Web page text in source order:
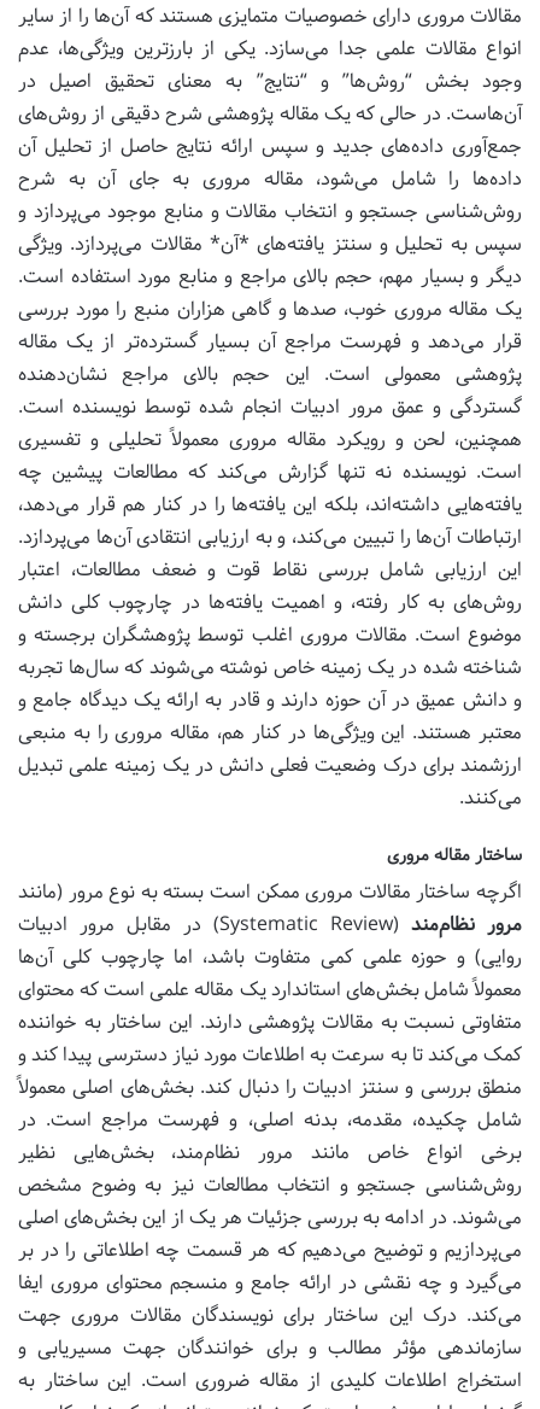
مقالات مروری دارای خصوصیات متمایزی هستند که آن‌ها را از سایر
انواع مقالات علمی جدا می‌سازد. یکی از بارزترین ویژگی‌ها، عدم
وجود بخش “روش‌ها” و “نتایج” به معنای تحقیق اصیل در
آن‌هاست. در حالی که یک مقاله پژوهشی شرح دقیقی از روش‌های
جمع‌آوری داده‌های جدید و سپس ارائه نتایج حاصل از تحلیل آن
داده‌ها را شامل می‌شود، مقاله مروری به جای آن به شرح
روش‌شناسی جستجو و انتخاب مقالات و منابع موجود می‌پردازد و
سپس به تحلیل و سنتز یافته‌های *آن* مقالات می‌پردازد. ویژگی
دیگر و بسیار مهم، حجم بالای مراجع و منابع مورد استفاده است.
یک مقاله مروری خوب، صدها و گاهی هزاران منبع را مورد بررسی
قرار می‌دهد و فهرست مراجع آن بسیار گسترده‌تر از یک مقاله
پژوهشی معمولی است. این حجم بالای مراجع نشان‌دهنده
گستردگی و عمق مرور ادبیات انجام شده توسط نویسنده است.
همچنین، لحن و رویکرد مقاله مروری معمولاً تحلیلی و تفسیری
است. نویسنده نه تنها گزارش می‌کند که مطالعات پیشین چه
یافته‌هایی داشته‌اند، بلکه این یافته‌ها را در کنار هم قرار می‌دهد،
ارتباطات آن‌ها را تبیین می‌کند، و به ارزیابی انتقادی آن‌ها می‌پردازد.
این ارزیابی شامل بررسی نقاط قوت و ضعف مطالعات، اعتبار
روش‌های به کار رفته، و اهمیت یافته‌ها در چارچوب کلی دانش
موضوع است. مقالات مروری اغلب توسط پژوهشگران برجسته و
شناخته شده در یک زمینه خاص نوشته می‌شوند که سال‌ها تجربه
و دانش عمیق در آن حوزه دارند و قادر به ارائه یک دیدگاه جامع و
معتبر هستند. این ویژگی‌ها در کنار هم، مقاله مروری را به منبعی
ارزشمند برای درک وضعیت فعلی دانش در یک زمینه علمی تبدیل
می‌کنند.
ساختار مقاله مروری
اگرچه ساختار مقالات مروری ممکن است بسته به نوع مرور (مانند
مرور نظام‌مند
(Systematic Review) در مقابل مرور ادبیات
روایی) و حوزه علمی کمی متفاوت باشد، اما چارچوب کلی آن‌ها
معمولاً شامل بخش‌های استاندارد یک مقاله علمی است که محتوای
متفاوتی نسبت به مقالات پژوهشی دارند. این ساختار به خواننده
کمک می‌کند تا به سرعت به اطلاعات مورد نیاز دسترسی پیدا کند و
منطق بررسی و سنتز ادبیات را دنبال کند. بخش‌های اصلی معمولاً
شامل چکیده، مقدمه، بدنه اصلی، و فهرست مراجع است. در
برخی انواع خاص مانند مرور نظام‌مند، بخش‌هایی نظیر
روش‌شناسی جستجو و انتخاب مطالعات نیز به وضوح مشخص
می‌شوند. در ادامه به بررسی جزئیات هر یک از این بخش‌های اصلی
می‌پردازیم و توضیح می‌دهیم که هر قسمت چه اطلاعاتی را در بر
می‌گیرد و چه نقشی در ارائه جامع و منسجم محتوای مروری ایفا
می‌کند. درک این ساختار برای نویسندگان مقالات مروری جهت
سازماندهی مؤثر مطالب و برای خوانندگان جهت مسیریابی و
استخراج اطلاعات کلیدی از مقاله ضروری است. این ساختار به